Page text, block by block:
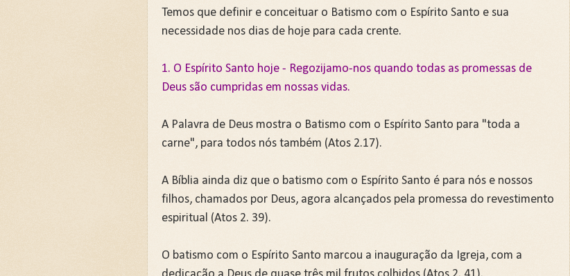
Temos que definir e conceituar o Batismo com o Espírito Santo e sua
necessidade nos dias de hoje para cada crente.
1. O Espírito Santo hoje - Regozijamo-nos quando todas as promessas de
Deus são cumpridas em nossas vidas.
A Palavra de Deus mostra o Batismo com o Espírito Santo para "toda a
carne", para todos nós também (Atos 2.17).
A Bíblia ainda diz que o batismo com o Espírito Santo é para nós e nossos
filhos, chamados por Deus, agora alcançados pela promessa do revestimento
espiritual (Atos 2. 39).
O batismo com o Espírito Santo marcou a inauguração da Igreja, com a